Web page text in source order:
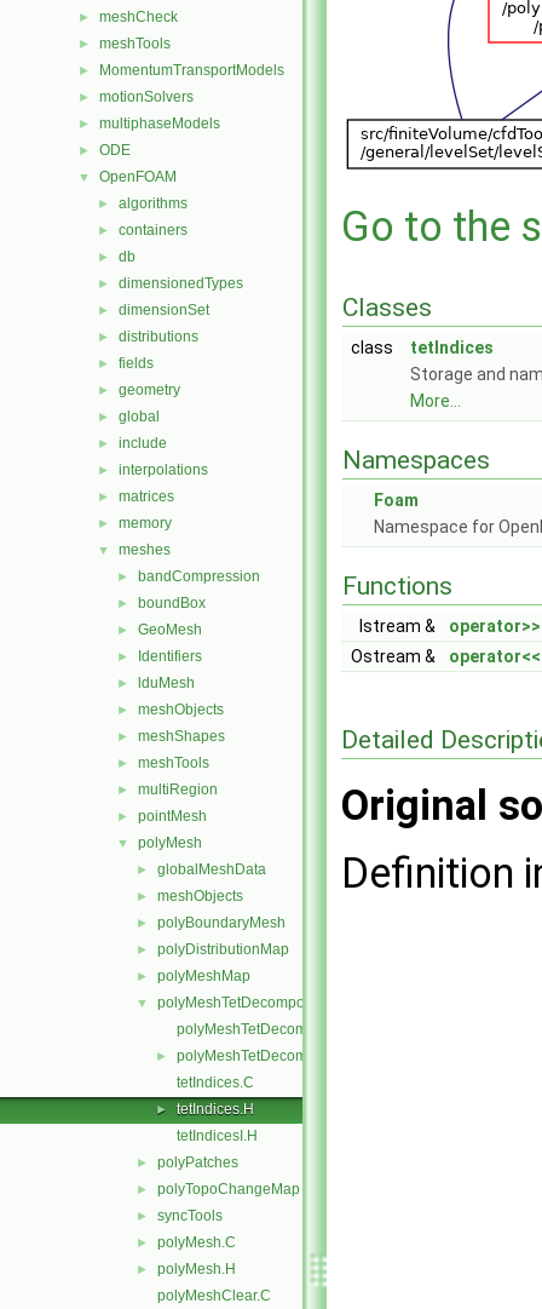
► meshCheck
► meshTools
► MomentumTransportModels
► motionSolvers
► multiphaseModels
► ODE
▼ OpenFOAM
► algorithms
► containers
► db
► dimensionedTypes
► dimensionSet
► distributions
► fields
► geometry
► global
► include
► interpolations
► matrices
► memory
▼ meshes
► bandCompression
► boundBox
► GeoMesh
► Identifiers
► lduMesh
► meshObjects
► meshShapes
► meshTools
► multiRegion
► pointMesh
▼ polyMesh
► globalMeshData
► meshObjects
► polyBoundaryMesh
► polyDistributionMap
► polyMeshMap
▼
polyMeshTetDecomposition
polyMeshTetDecomposition.C
►
polyMeshTetDecomposition.H
tetIndices.C
►
tetIndices.H
tetIndicesI.H
► polyPatches
► polyTopoChangeMap
► syncTools
► polyMesh.C
►
polyMesh.H
polyMeshClear.C
Go to the
Classes
class
tetIndices
Storage and
More...
Namespaces
Foam
Namespace for
Functions
Istream & operator>>
Ostream &
operator<<
Detailed
Original
Definition